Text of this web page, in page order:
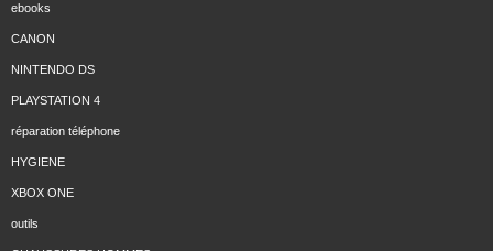
ebooks
CANON
NINTENDO DS
PLAYSTATION 4
réparation téléphone
HYGIENE
XBOX ONE
outils